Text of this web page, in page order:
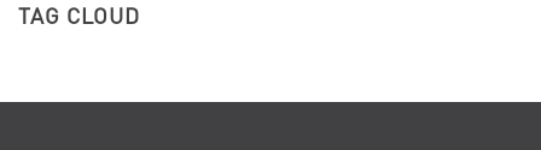
TAG CLOUD